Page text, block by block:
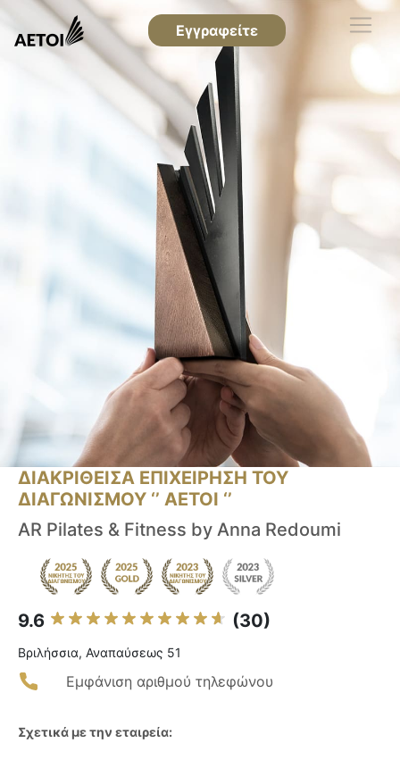
Εγγραφείτε
ΔΙΑΚΡΙΘΕΙΣΑ ΕΠΙΧΕΙΡΗΣΗ ΤΟΥ
ΔΙΑΓΩΝΙΣΜΟΥ ‘’ ΑΕΤΟΙ ‘’
AR Pilates & Fitness by Anna Redoumi
9.6 (30)
Βριλήσσια, Αναπαύσεως 51
Εμφάνιση αριθμού τηλεφώνου
Σχετικά με την εταιρεία: